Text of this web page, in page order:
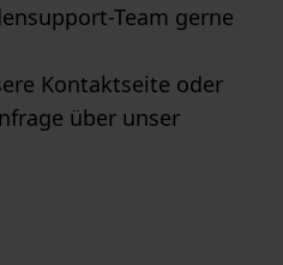
Team gerne
Kontaktseite oder
über unser